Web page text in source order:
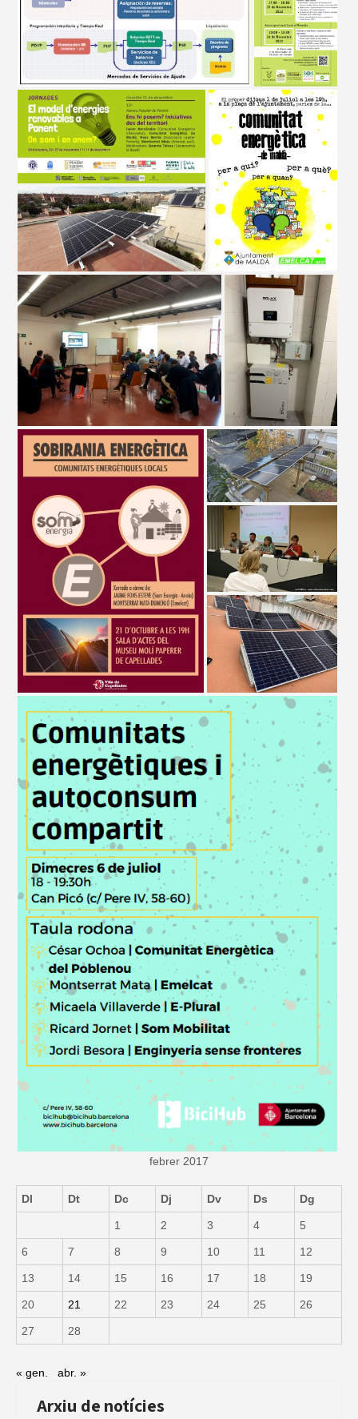
febrer 2017
Dl Dt Dc Dj Dv Ds Dg
1 2 3 4 5
6 7 8 9 10 11 12
13 14 15 16 17 18 19
20 21 22 23 24 25 26
27 28
« gen. abr. »
Arxiu de notícies